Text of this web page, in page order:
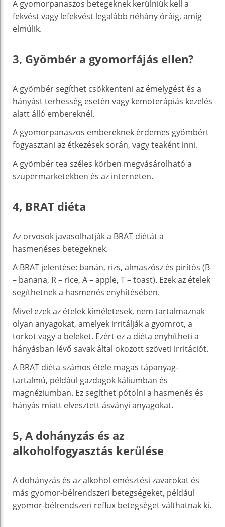
A gyomorpanaszos betegeknek kerülniük kell a
fekvést vagy lefekvést legalább néhány óráig, amíg
elmúlik.
3, Gyömbér a gyomorfájás ellen?
A gyömbér segíthet csökkenteni az émelygést és a
hányást terhesség esetén vagy kemoterápiás kezelés
alatt álló embereknél.
A gyomorpanaszos embereknek érdemes gyömbért
fogyasztani az étkezések során, vagy teaként inni.
A gyömbér tea széles körben megvásárolható a
szupermarketekben és az interneten.
4, BRAT diéta
Az orvosok javasolhatják a BRAT diétát a
hasmenéses betegeknek.
A BRAT jelentése: banán, rizs, almaszósz és pirítós (B
– banana, R – rice, A – apple, T – toast). Ezek az ételek
segíthetnek a hasmenés enyhítésében.
Mivel ezek az ételek kíméletesek, nem tartalmaznak
olyan anyagokat, amelyek irritálják a gyomrot, a
torkot vagy a beleket. Ezért ez a diéta enyhítheti a
hányásban lévő savak által okozott szöveti irritációt.
A BRAT diéta számos étele magas tápanyag-
tartalmú, például gazdagok káliumban és
magnéziumban. Ez segíthet pótolni a hasmenés és
hányás miatt elvesztett ásványi anyagokat.
5, A dohányzás és az
alkoholfogyasztás kerülése
A dohányzás és az alkohol emésztési zavarokat és
más gyomor-bélrendszeri betegségeket, például
gyomor-bélrendszeri reflux betegséget válthatnak ki.